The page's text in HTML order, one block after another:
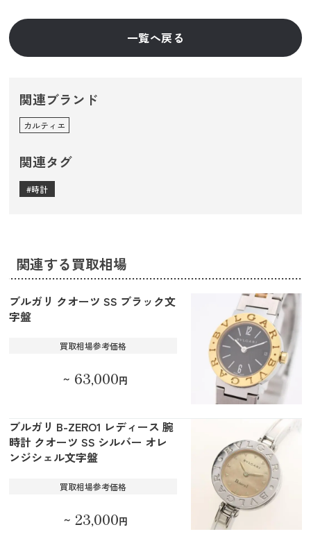
一覧へ戻る
関連ブランド
カルティエ
関連タグ
時計
関連する買取相場
ブルガリ クオーツ SS ブラック文
字盤
買取相場参考価格
～ 63,000円
ブルガリ B-ZERO1 レディース 腕
時計 クオーツ SS シルバー オレ
ンジシェル文字盤
買取相場参考価格
～ 23,000円